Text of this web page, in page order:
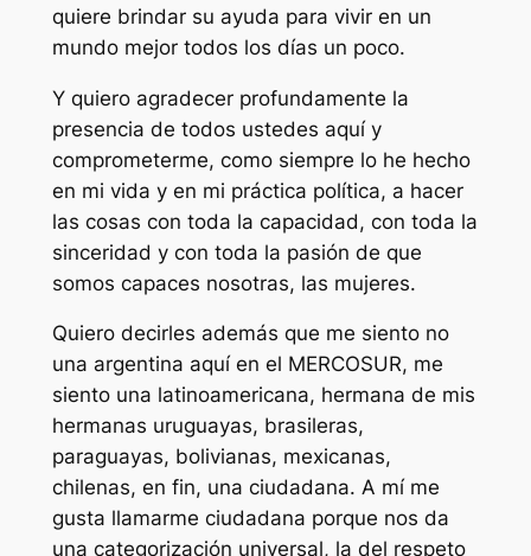
quiere brindar su ayuda para vivir en un
mundo mejor todos los días un poco.
Y quiero agradecer profundamente la
presencia de todos ustedes aquí y
comprometerme, como siempre lo he hecho
en mi vida y en mi práctica política, a hacer
las cosas con toda la capacidad, con toda la
sinceridad y con toda la pasión de que
somos capaces nosotras, las mujeres.
Quiero decirles además que me siento no
una argentina aquí en el MERCOSUR, me
siento una latinoamericana, hermana de mis
hermanas uruguayas, brasileras,
paraguayas, bolivianas, mexicanas,
chilenas, en fin, una ciudadana. A mí me
gusta llamarme ciudadana porque nos da
una categorización universal, la del respeto